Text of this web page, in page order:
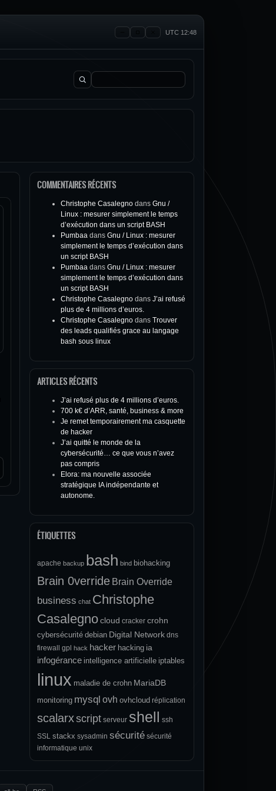
UTC 12:48
Rechercher :
COMMENTAIRES RÉCENTS
Christophe Casalegno dans Gnu /
Linux : mesurer simplement le temps
d’exécution dans un script BASH
Pumbaa dans Gnu / Linux : mesurer
simplement le temps d’exécution dans
un script BASH
Pumbaa dans Gnu / Linux : mesurer
simplement le temps d’exécution dans
un script BASH
Christophe Casalegno dans J’ai refusé
plus de 4 millions d’euros.
Christophe Casalegno dans Trouver
des leads qualifiés grace au langage
bash sous linux
ARTICLES RÉCENTS
J’ai refusé plus de 4 millions d’euros.
700 k€ d’ARR, santé, business & more
Je remet temporairement ma casquette
de hacker
J’ai quitté le monde de la
cybersécurité… ce que vous n’avez
pas compris
Elora: ma nouvelle associée
stratégique IA indépendante et
autonome.
ÉTIQUETTES
apache backup bash bind biohacking
Brain 0verride Brain Override
business chat Christophe
Casalegnocloud cracker crohn
cybersécurité debian Digital Network dns
firewall
gpl hack hacker hacking ia
infogérance intelligence artificielle iptables
linux maladie de crohn MariaDB
monitoring mysql ovh ovhcloud réplication
scalarxscript serveur shell
ssh
SSL stackx sysadmin sécurité sécurité
informatique unix